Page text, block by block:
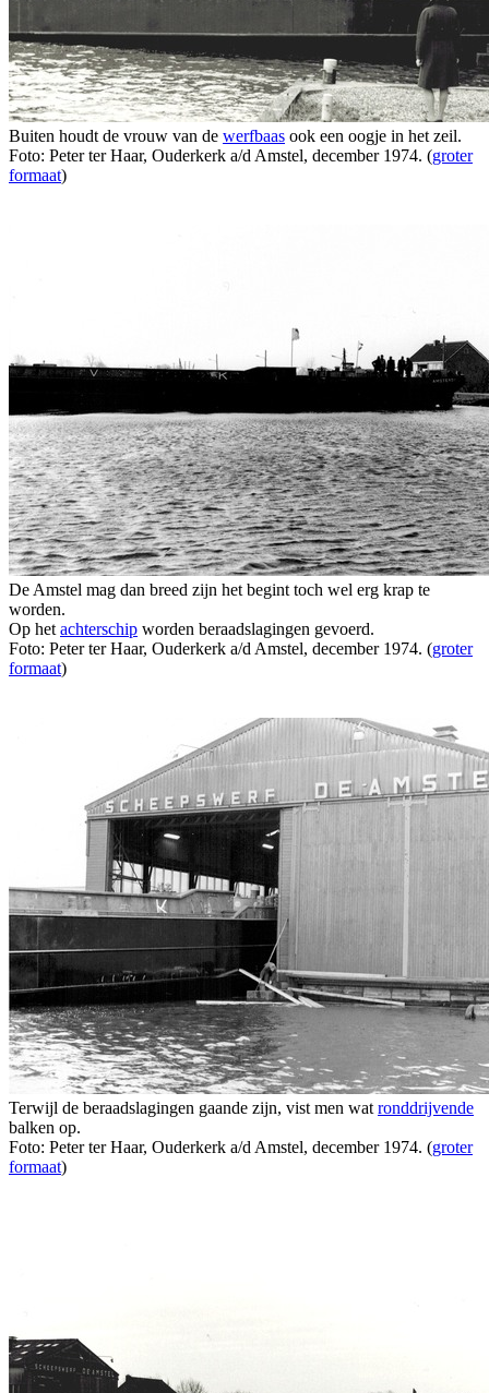
Buiten houdt de vrouw van de werfbaas ook een oogje in het zeil.
Foto: Peter ter Haar, Ouderkerk a/d Amstel, december 1974. (groter
formaat)
De Amstel mag dan breed zijn het begint toch wel erg krap te
worden.
Op het achterschip worden beraadslagingen gevoerd.
Foto: Peter ter Haar, Ouderkerk a/d Amstel, december 1974. (groter
formaat)
Terwijl de beraadslagingen gaande zijn, vist men wat ronddrijvende
balken op.
Foto: Peter ter Haar, Ouderkerk a/d Amstel, december 1974. (groter
formaat)